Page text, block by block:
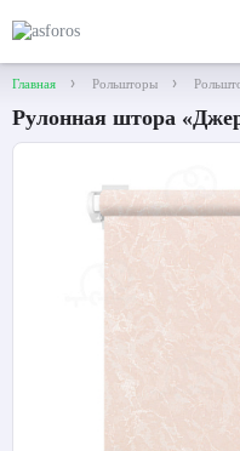
Главная Рольшторы
Рулонная штора